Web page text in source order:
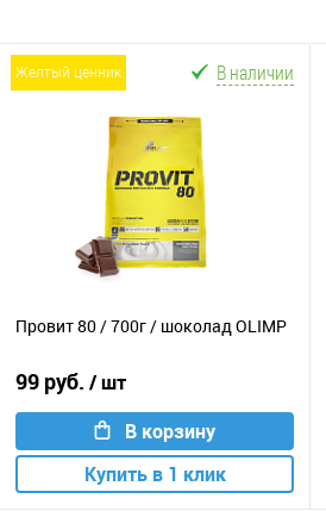
желтый ценник В наличии
Провит 80 / 700г / шоколад OLIMP
99 руб. / шт
В корзину
Купить в 1 клик